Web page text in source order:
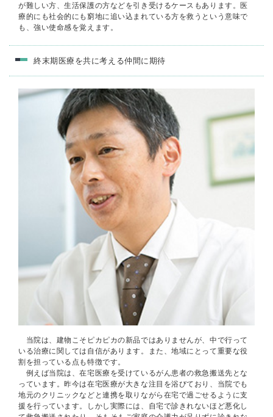
が難しい方、生活保護の方などを引き受けるケースもあります。医
療的にも社会的にも窮地に追い込まれている方を救うという意味で
も、強い使命感を覚えます。
終末期医療を共に考える仲間に期待
当院は、建物こそピカピカの新品ではありませんが、中で行って
いる治療に関しては自信があります。また、地域にとって重要な役
割を担っている点も特徴です。
例えば当院は、在宅医療を受けているがん患者の救急搬送先とな
っています。昨今は在宅医療が大きな注目を浴びており、当院でも
地元のクリニックなどと連携を取りながら在宅で過ごせるように支
援を行っています。しかし実際には、自宅で診きれないほど悪化し